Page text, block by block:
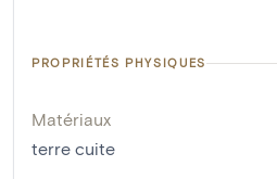
PROPRIÉTÉS PHYSIQUES
Matériaux
terre cuite